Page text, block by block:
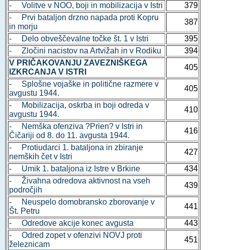
- Volitve v NOO, boji in mobilizacija v Istri
379
- Prvi bataljon drzno napada proti Kopru
in morju
387
- Delo obveščevalne točke št. 1 v Istri
395
- Zločini nacistov na Artvižah in v Rodiku
394
V PRIČAKOVANJU ZAVEZNIŠKEGA
IZKRCANJA V ISTRI
405
- Splošne vojaške in politične razmere v
avgustu 1944.
405
- Mobilizacija, oskrba in boji odreda v
avgustu 1944.
410
- Nemška ofenziva ?Prien? v Istri in
Čičariji od 8. do 11. avgusta 1944.
416
- Protiudarci 1. bataljona in zbiranje
nemških čet v Istri
427
- Umik 1. bataljona iz Istre v Brkine
434
- Živahna odredova aktivnost na vseh
področjih
439
- Neuspelo domobransko zborovanje v
Št. Petru
441
- Odredove akcije konec avgusta
443
- Odred zopet v ofenzivi NOVJ proti
železnicam
451